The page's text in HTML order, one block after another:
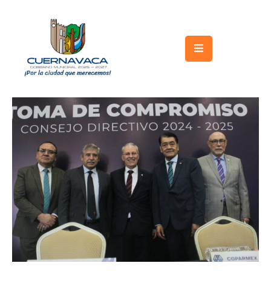
Gobierno
Turismo
Trámites
Servicios
Licitaciones
Transparencia
Directorio